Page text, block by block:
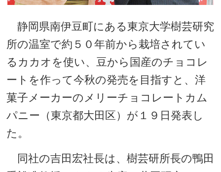
静岡県南伊豆町にある東京大学樹芸研究
所の温室で約５０年前から栽培されてい
るカカオを使い、豆から国産のチョコレ
ートを作って今秋の発売を目指すと、洋
菓子メーカーのメリーチョコレートカム
パニー（東京都大田区）が１９日発表し
た。
同社の吉田宏社長は、樹芸研所長の鴨田